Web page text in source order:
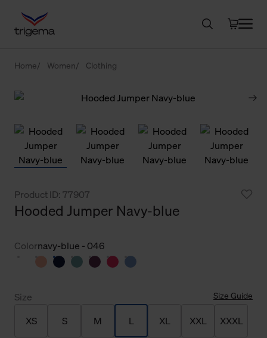
Home Women Clothing
Product ID: 77907
Hooded Jumper Navy-blue
Colornavy-blue - 046
Size Size Guide
XS S M L XL XXL XXXL